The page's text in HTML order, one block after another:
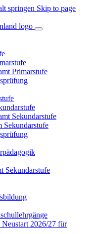
springen Skip to page
Primarstufe
Sekundarstufe
Sekundarstufe
Sekundarstufe
2026/27 für